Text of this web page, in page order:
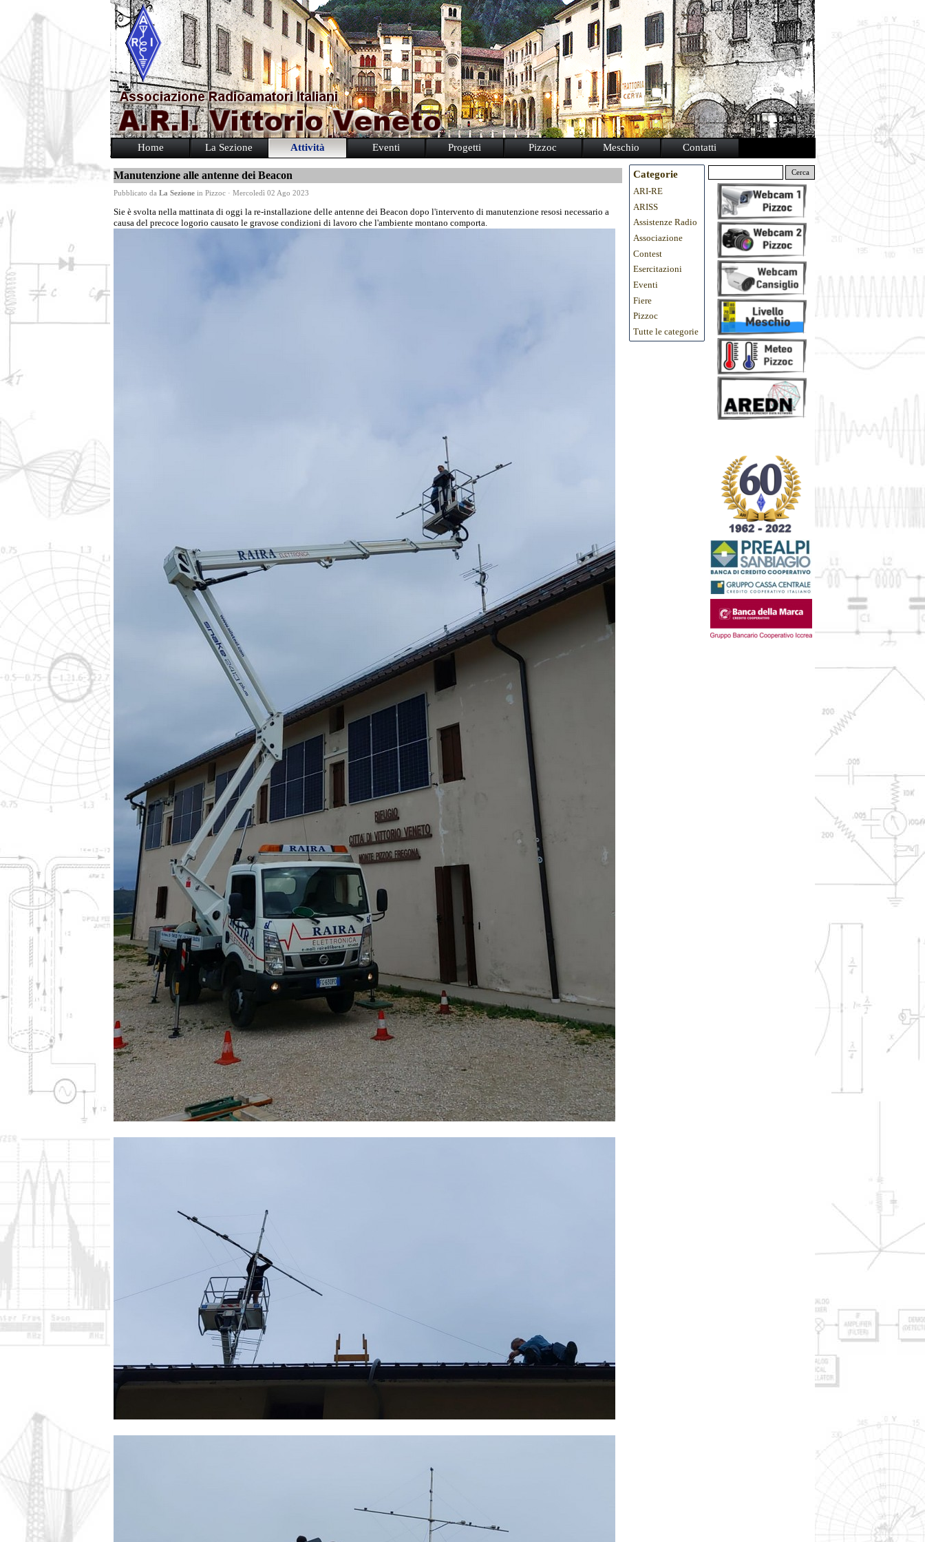
Home La Sezione Attività Eventi Progetti Pizzoc Meschio Contatti
Cerca
Manutenzione alle antenne dei Beacon
Pubblicato da La Sezione in Pizzoc · Mercoledì 02 Ago 2023
Sie è svolta nella mattinata di oggi la re-installazione delle antenne dei Beacon dopo l'intervento di manutenzione resosi necessario a
causa del precoce logorio causato le gravose condizioni di lavoro che l'ambiente montano comporta.
Categorie
ARI-RE
ARISS
Assistenze Radio
Associazione
Contest
Esercitazioni
Eventi
Fiere
Pizzoc
Tutte le categorie